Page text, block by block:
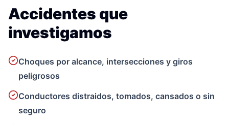
Accidentes que
investigamos
Choques por alcance, intersecciones y giros
peligrosos
Conductores distraidos, tomados, cansados o sin
seguro